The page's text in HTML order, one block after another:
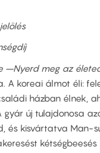
–Nyerd meg az
A koreai álmot éli:
házban élnek,
új tulajdonosa
és kisvártatva Man-